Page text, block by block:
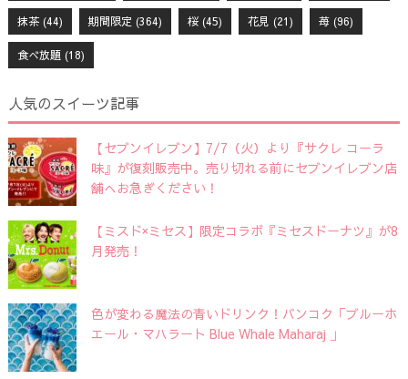
抹茶(44) 期間限定 (364) 桜(45) 花見 (21) 苺(96)
食べ放題(18)
人気のスイーツ記事
【セブンイレブン】7/7（火）より『サクレ コーラ
味』が復刻販売中。売り切れる前にセブンイレブン店
舗へお急ぎください！
【ミスド×ミセス】限定コラボ『ミセスドーナツ』が8
月発売！
色が変わる魔法の青いドリンク！バンコク「ブルーホ
エール・マハラート Blue Whale Maharaj 」